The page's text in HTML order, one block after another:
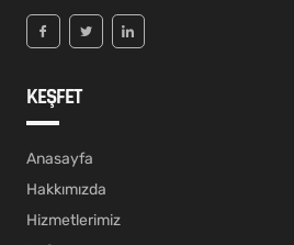
KEŞFET
Anasayfa
Hakkımızda
Hizmetlerimiz